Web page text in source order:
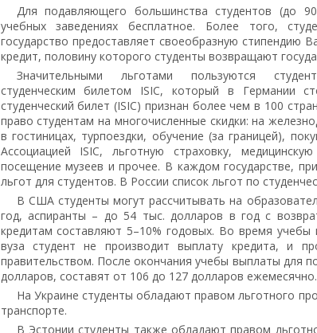
Для подавляющего большинства студентов (до
учебных заведениях бесплатное. Более того,
государство предоставляет своеобразную стипендию
кредит, половину которого студенты возвращают
Значительными льготами пользуются
студенческим билетом ISIC, который в Германии
студенческий билет (ISIC) признан более чем в 100
право студентам на многочисленные скидки: на
в гостиницах, турпоездки, обучение (за границей),
Ассоциацией ISIC, льготную страховку,
посещение музеев и прочее. В каждом государстве,
льгот для студентов. В России список льгот по
В США студенты могут рассчитывать на
год, аспиранты – до 54 тыс. долларов в год с
кредитам составляют 5–10% годовых. Во время
вуза студент не производит выплату кредита, и
правительством. После окончания учебы выплаты для
долларов, составят от 106 до 127 долларов ежемесячно.
На Украине студенты обладают правом льготного
транспорте.
В Эстонии студенты также обладают правом